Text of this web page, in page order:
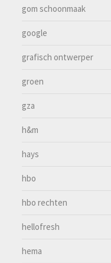
gom schoonmaak
google
grafisch ontwerper
groen
gza
h&m
hays
hbo
hbo rechten
hellofresh
hema